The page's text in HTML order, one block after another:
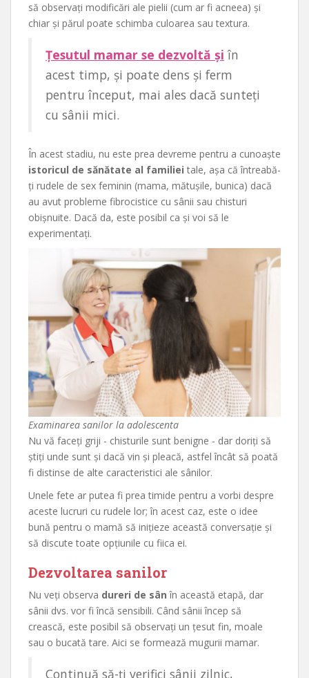
să observați modificări ale pielii (cum ar fi acneea) și
chiar și părul poate schimba culoarea sau textura.
Țesutul mamar se dezvoltă și în
acest timp, și poate dens și ferm
pentru început, mai ales dacă sunteți
cu sânii mici.
În acest stadiu, nu este prea devreme pentru a cunoaște
istoricul de sănătate al familiei tale, așa că întreabă-
ți rudele de sex feminin (mama, mătușile, bunica) dacă
au avut probleme fibrocistice cu sânii sau chisturi
obișnuite. Dacă da, este posibil ca și voi să le
experimentați.
Examinarea sanilor la adolescenta
Nu vă faceți griji - chisturile sunt benigne - dar doriți să
știți unde sunt și dacă vin și pleacă, astfel încât să poată
fi distinse de alte caracteristici ale sânilor.
Unele fete ar putea fi prea timide pentru a vorbi despre
aceste lucruri cu rudele lor; în acest caz, este o idee
bună pentru o mamă să inițieze această conversație și
să discute toate opțiunile cu fiica ei.
Dezvoltarea sanilor
Nu veți observa dureri de sân în această etapă, dar
sânii dvs. vor fi încă sensibili. Când sânii încep să
crească, este posibil să observați un țesut fin, moale
sau o bucată tare. Aici se formează mugurii mamar.
Continuă să-ți verifici sânii zilnic,